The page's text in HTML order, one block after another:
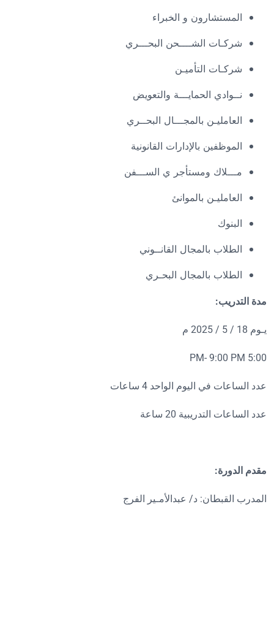
المستشارون و الخبراء
شركـات الشــــحن البحـــري
شركـات التأميـن
نــوادي الحمايـــة والتعويض
العامليـن بالمجـــال البحــري
الموظفين بالإدارات القانونية
مـــلاك ومستأجر ي الســـفن
العامليـن بالموانئ
البنوك
الطلاب بالمجال القانــوني
الطلاب بالمجال البحـري
مدة التدريب:
يـوم 18 / 5 / 2025 م
5:00 PM- 9:00 PM
عدد الساعات في اليوم الواحد 4 ساعات
عدد الساعات التدريبية 20 ساعة
مقدم الدورة:
المدرب القبطان: د/ عبدالأمـير الفرج